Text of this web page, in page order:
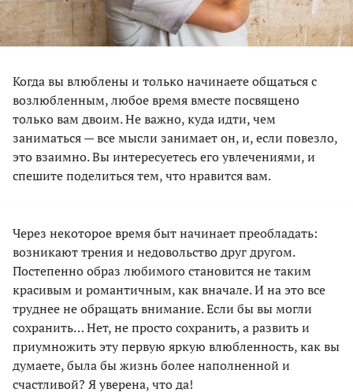
Когда вы влюблены и только начинаете общаться с
возлюбленным, любое время вместе посвящено
только вам двоим. Не важно, куда идти, чем
заниматься — все мысли занимает он, и, если повезло,
это взаимно. Вы интересуетесь его увлечениями, и
спешите поделиться тем, что нравится вам.
Через некоторое время быт начинает преобладать:
возникают трения и недовольство друг другом.
Постепенно образ любимого становится не таким
красивым и романтичным, как вначале. И на это все
труднее не обращать внимание. Если бы вы могли
сохранить… Нет, не просто сохранить, а развить и
приумножить эту первую яркую влюбленность, как вы
думаете, была бы жизнь более наполненной и
счастливой? Я уверена, что да!